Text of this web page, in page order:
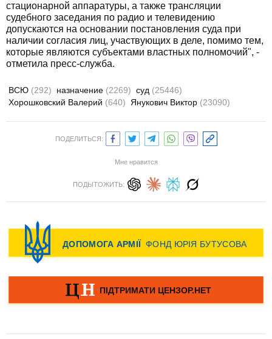
стационарной аппаратуры, а также трансляции
судебного заседания по радио и телевидению
допускаются на основании постановления суда при
наличии согласия лиц, участвующих в деле, помимо тем,
которые являются субъектами властных полномочий", -
отметила пресс-служба.
ВСЮ (292) назначение (2269) суд (25446)
Хорошковский Валерий (640) Янукович Виктор (23090)
ПОДЕЛИТЬСЯ:
Мне нравится
ПОДЫТОЖИТЬ: